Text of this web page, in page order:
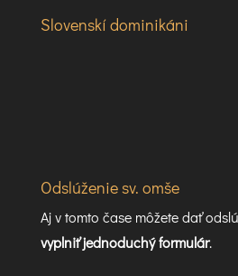
Slovenskí dominikáni
Odslúženie sv. omše
Aj v tomto čase môžete dať
vyplniť jednoduchý formulár.